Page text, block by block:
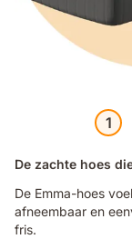
1
De zachte hoes
De Emma-hoes
afneembaar en
fris.